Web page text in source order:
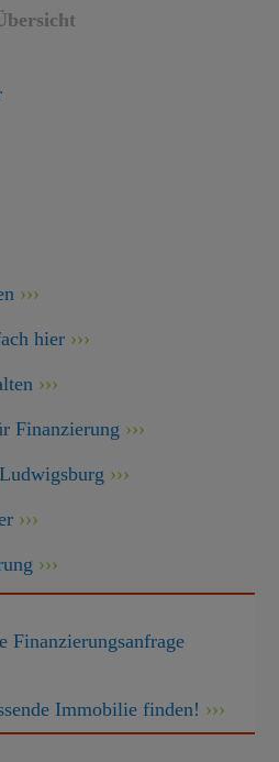
hier
Finanzierung
Finanzierungsanfrage
Immobilie finden!